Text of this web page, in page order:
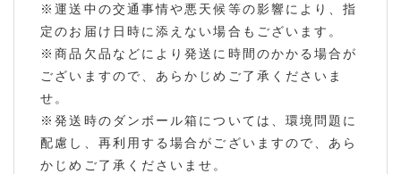
※運送中の交通事情や悪天候等の影響により、指
定のお届け日時に添えない場合もございます。
※商品欠品などにより発送に時間のかかる場合が
ございますので、あらかじめご了承くださいま
せ。
※発送時のダンボール箱については、環境問題に
配慮し、再利用する場合がございますので、あら
かじめご了承くださいませ。